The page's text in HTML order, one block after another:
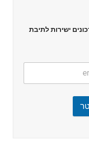
ישירות לתיבת